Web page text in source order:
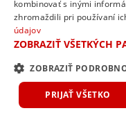
sektora sú dva
ďalšie opatrenia,“
Zväz
Asociácia
kombinovať s inými
zhromaždili pri používaní
údajov
ZOBRAZIŤ VŠETKÝCH
ZOBRAZIŤ
PRIJAŤ VŠETKO